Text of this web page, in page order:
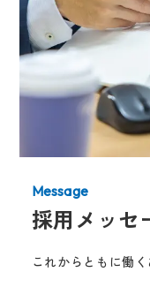
採用メッセ
これからともに働